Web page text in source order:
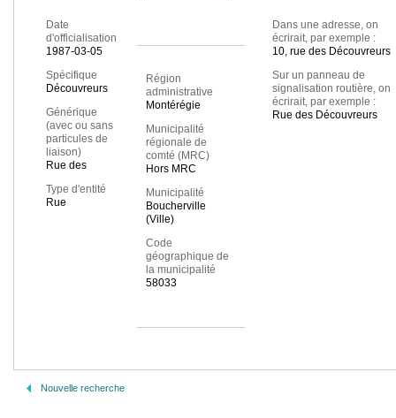
Date
d'officialisation
1987-03-05
Spécifique
Découvreurs
Générique
(avec ou sans
particules de
liaison)
Rue des
Type d'entité
Rue
Région
administrative
Montérégie
Municipalité
régionale de
comté (MRC)
Hors MRC
Municipalité
Boucherville
(Ville)
Code
géographique de
la municipalité
58033
Dans une adresse, on
écrirait, par exemple :
10, rue des Découvreurs
Sur un panneau de
signalisation routière, on
écrirait, par exemple :
Rue des Découvreurs
Nouvelle recherche